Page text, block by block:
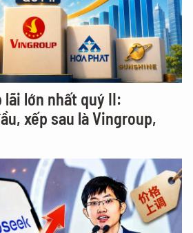
lãi lớn nhất quý II:
xếp sau là Vingroup,